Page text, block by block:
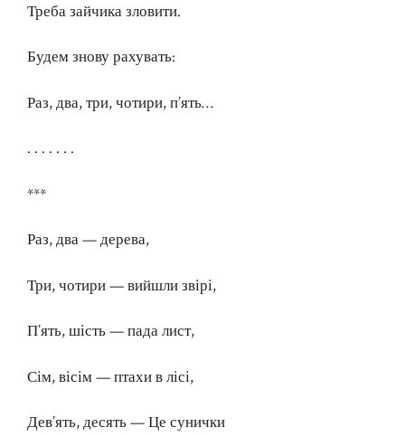
Треба зайчика зловити.
Будем знову рахувать:
Раз, два, три, чотири, п’ять…
. . . . . . .
***
Раз, два — дерева,
Три, чотири — вийшли звірі,
П’ять, шість — пада лист,
Сім, вісім — птахи в лісі,
Дев’ять, десять — Це сунички